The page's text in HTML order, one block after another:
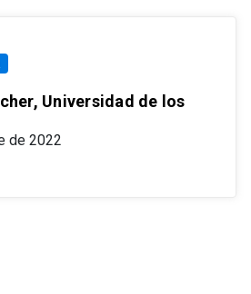
Universidad de los
de 2022